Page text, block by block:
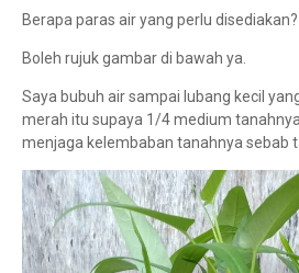
Berapa paras air yang perlu disediakan?
Boleh rujuk gambar di bawah ya.
Saya bubuh air sampai lubang kecil
merah itu supaya 1/4 medium
menjaga kelembaban tanahnya sebab